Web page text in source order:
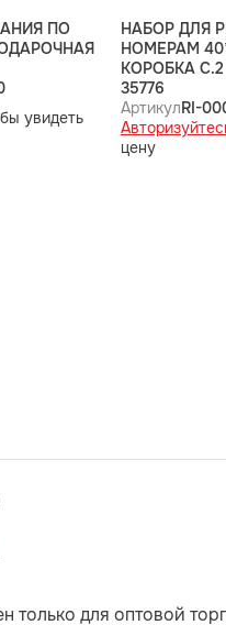
ПО
увидеть
НАБОР ДЛЯ
НОМЕРАМ
КОРОБКА
35776
АртикулRI-
цену
только для оптовой